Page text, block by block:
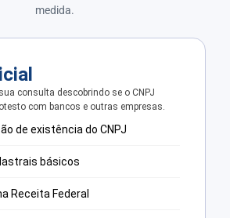
medida.
consulta descobrindo se o CNPJ
com bancos e outras empresas.
de existência do CNPJ
básicos
Receita Federal